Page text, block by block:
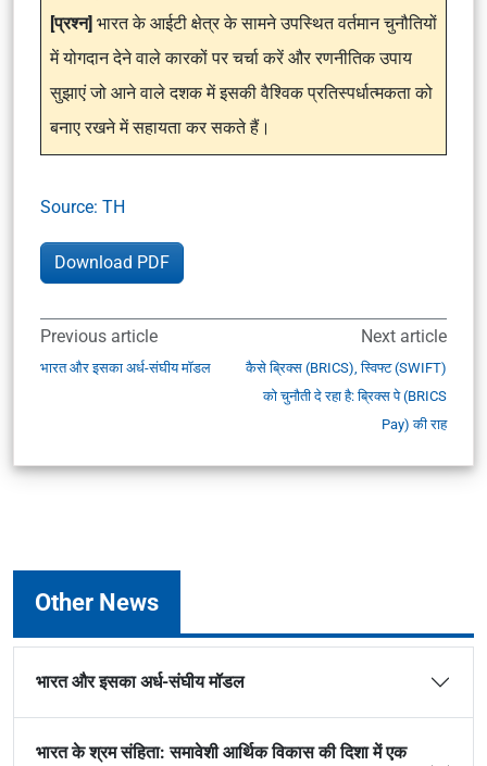
[प्रश्न] भारत के आईटी क्षेत्र के सामने उपस्थित वर्तमान चुनौतियों
में योगदान देने वाले कारकों पर चर्चा करें और रणनीतिक उपाय
सुझाएं जो आने वाले दशक में इसकी वैश्विक प्रतिस्पर्धात्मकता को
बनाए रखने में सहायता कर सकते हैं।
Source: TH
Download PDF
Previous article
भारत और इसका अर्ध-संघीय मॉडल
Next article
कैसे ब्रिक्स (BRICS), स्विफ्ट (SWIFT)
को चुनौती दे रहा है: ब्रिक्स पे (BRICS
Pay) की राह
Other News
भारत और इसका अर्ध-संघीय मॉडल
भारत के श्रम संहिता: समावेशी आर्थिक विकास की दिशा में एक